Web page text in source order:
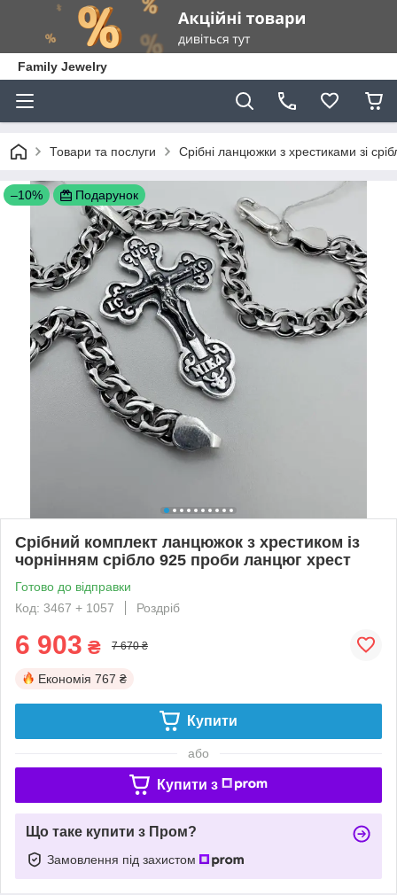
Family Jewelry
Товари та послуги Срібні ланцюжки з хрестиками зі
–10% Подарунок
Срібний комплект ланцюжок з хрестиком із
чорнінням срібло 925 проби ланцюг хрест
Готово до відправки
Код: 3467 + 1057
Роздріб
6 903 ₴ 7 670 ₴
Економія 767 ₴
Купити
або
Купити з
Що таке купити з Пром?
Замовлення під захистом